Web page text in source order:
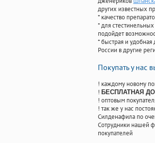
других известных
* качество
* для
подойдет
* быстрая и удобная
России в другие
Покупать у нас
! каждому новому
! БЕСПЛАТНАЯ
! оптовым
! так же у нас
Силденафила по
Cотрудники нашей
покупателей